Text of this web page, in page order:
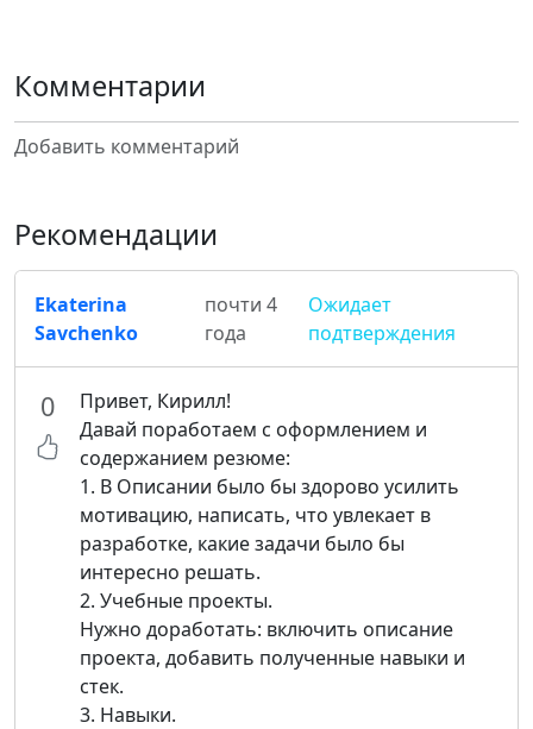
Комментарии
Добавить комментарий
Рекомендации
Ekaterina
Savchenko
почти 4
года
Ожидает
подтверждения
0
Привет, Кирилл!
Давай поработаем с оформлением и
содержанием резюме:
1. В Описании было бы здорово усилить
мотивацию, написать, что увлекает в
разработке, какие задачи было бы
интересно решать.
2. Учебные проекты.
Нужно доработать: включить описание
проекта, добавить полученные навыки и
стек.
3. Навыки.